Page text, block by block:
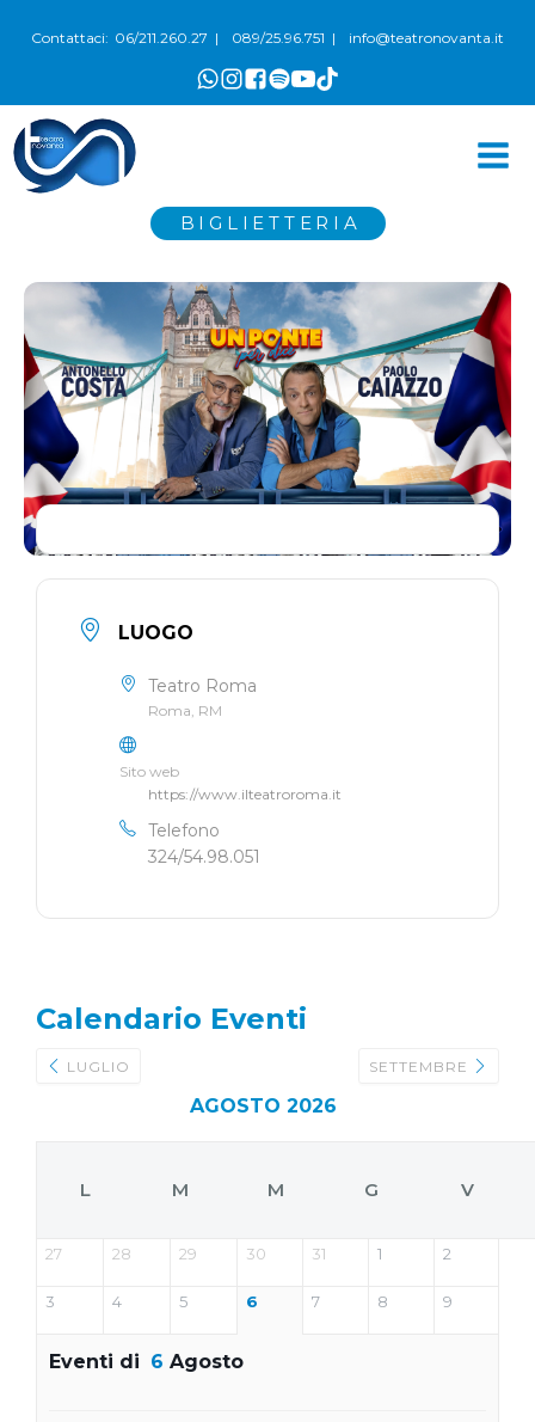
Contattaci: 06/211.260.27 | 089/25.96.751 | info@teatronovanta.it
BIGLIETTERIA
LUOGO
Teatro Roma
Roma, RM
Sito web
https://www.ilteatroroma.it
Telefono
324/54.98.051
Calendario Eventi
LUGLIO
AGOSTO 2026
SETTEMBRE
L M M G V
27 28 29 30 31 1 2
3 4 5 6 7 8 9
Eventi di 6 Agosto